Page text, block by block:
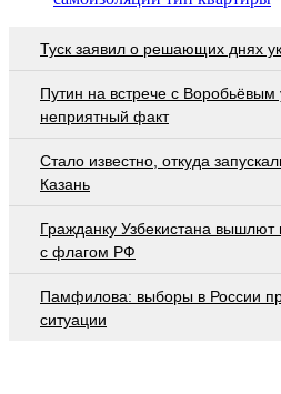
Туск заявил о решающих днях
Путин на встрече с Воробьёвым
неприятный факт
Стало известно, откуда
Казань
Гражданку Узбекистана вышлют
с флагом РФ
Памфилова: выборы в России
ситуации